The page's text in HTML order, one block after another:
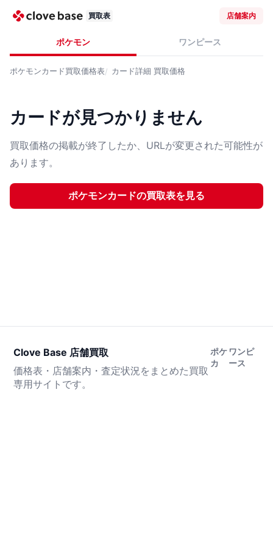
買取表 店舗案内
ポケモン ワンピース
ポケモンカード買取価格表 カード詳細 買取価格
カードが見つかりません
買取価格の掲載が終了したか、URLが変更された可能性が
あります。
ポケモンカードの買取表を見る
Clove Base 店舗買取
価格表・店舗案内・査定状況をまとめた買取
専用サイトです。
ポケ
カ
ワンピ
ース